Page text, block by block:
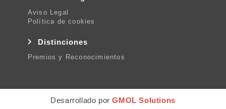
Aviso Legal
Política de cookies
Distinciones
Premios y Reconocimientos
Desarrollado porGMOL Solutions